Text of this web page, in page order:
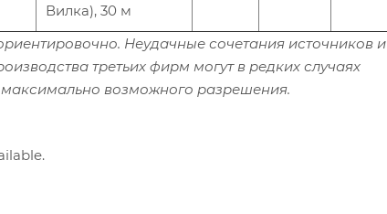
Вилка), 30 м
Неудачные сочетания источников и
третьих фирм могут в редких случаях
возможного разрешения.